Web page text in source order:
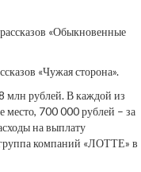
«Обыкновенные
«Чужая сторона».
млн рублей. В каждой из
место, 700 000 рублей – за
на выплату
компаний «ЛОТТЕ» в